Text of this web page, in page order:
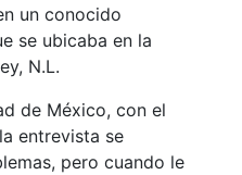
un conocido
se ubicaba en la
N.L.
de México, con el
entrevista se
pero cuando le